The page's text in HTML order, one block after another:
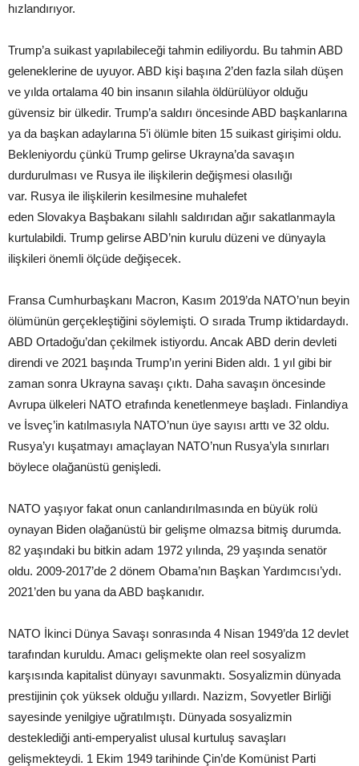
hızlandırıyor.
Trump’a suikast yapılabileceği tahmin ediliyordu. Bu tahmin ABD
geleneklerine de uyuyor. ABD kişi başına 2’den fazla silah düşen
ve yılda ortalama 40 bin insanın silahla öldürülüyor olduğu
güvensiz bir ülkedir. Trump’a saldırı öncesinde ABD başkanlarına
ya da başkan adaylarına 5’i ölümle biten 15 suikast girişimi oldu.
Bekleniyordu çünkü Trump gelirse Ukrayna’da savaşın
durdurulması ve Rusya ile ilişkilerin değişmesi olasılığı
var. Rusya ile ilişkilerin kesilmesine muhalefet
eden Slovakya Başbakanı silahlı saldırıdan ağır sakatlanmayla
kurtulabildi. Trump gelirse ABD’nin kurulu düzeni ve dünyayla
ilişkileri önemli ölçüde değişecek.
Fransa Cumhurbaşkanı Macron, Kasım 2019’da NATO’nun beyin
ölümünün gerçekleştiğini söylemişti. O sırada Trump iktidardaydı.
ABD Ortadoğu’dan çekilmek istiyordu. Ancak ABD derin devleti
direndi ve 2021 başında Trump’ın yerini Biden aldı. 1 yıl gibi bir
zaman sonra Ukrayna savaşı çıktı. Daha savaşın öncesinde
Avrupa ülkeleri NATO etrafında kenetlenmeye başladı. Finlandiya
ve İsveç’in katılmasıyla NATO’nun üye sayısı arttı ve 32 oldu.
Rusya’yı kuşatmayı amaçlayan NATO’nun Rusya’yla sınırları
böylece olağanüstü genişledi.
NATO yaşıyor fakat onun canlandırılmasında en büyük rolü
oynayan Biden olağanüstü bir gelişme olmazsa bitmiş durumda.
82 yaşındaki bu bitkin adam 1972 yılında, 29 yaşında senatör
oldu. 2009-2017’de 2 dönem Obama’nın Başkan Yardımcısı’ydı.
2021’den bu yana da ABD başkanıdır.
NATO İkinci Dünya Savaşı sonrasında 4 Nisan 1949’da 12 devlet
tarafından kuruldu. Amacı gelişmekte olan reel sosyalizm
karşısında kapitalist dünyayı savunmaktı. Sosyalizmin dünyada
prestijinin çok yüksek olduğu yıllardı. Nazizm, Sovyetler Birliği
sayesinde yenilgiye uğratılmıştı. Dünyada sosyalizmin
desteklediği anti-emperyalist ulusal kurtuluş savaşları
gelişmekteydi. 1 Ekim 1949 tarihinde Çin’de Komünist Parti